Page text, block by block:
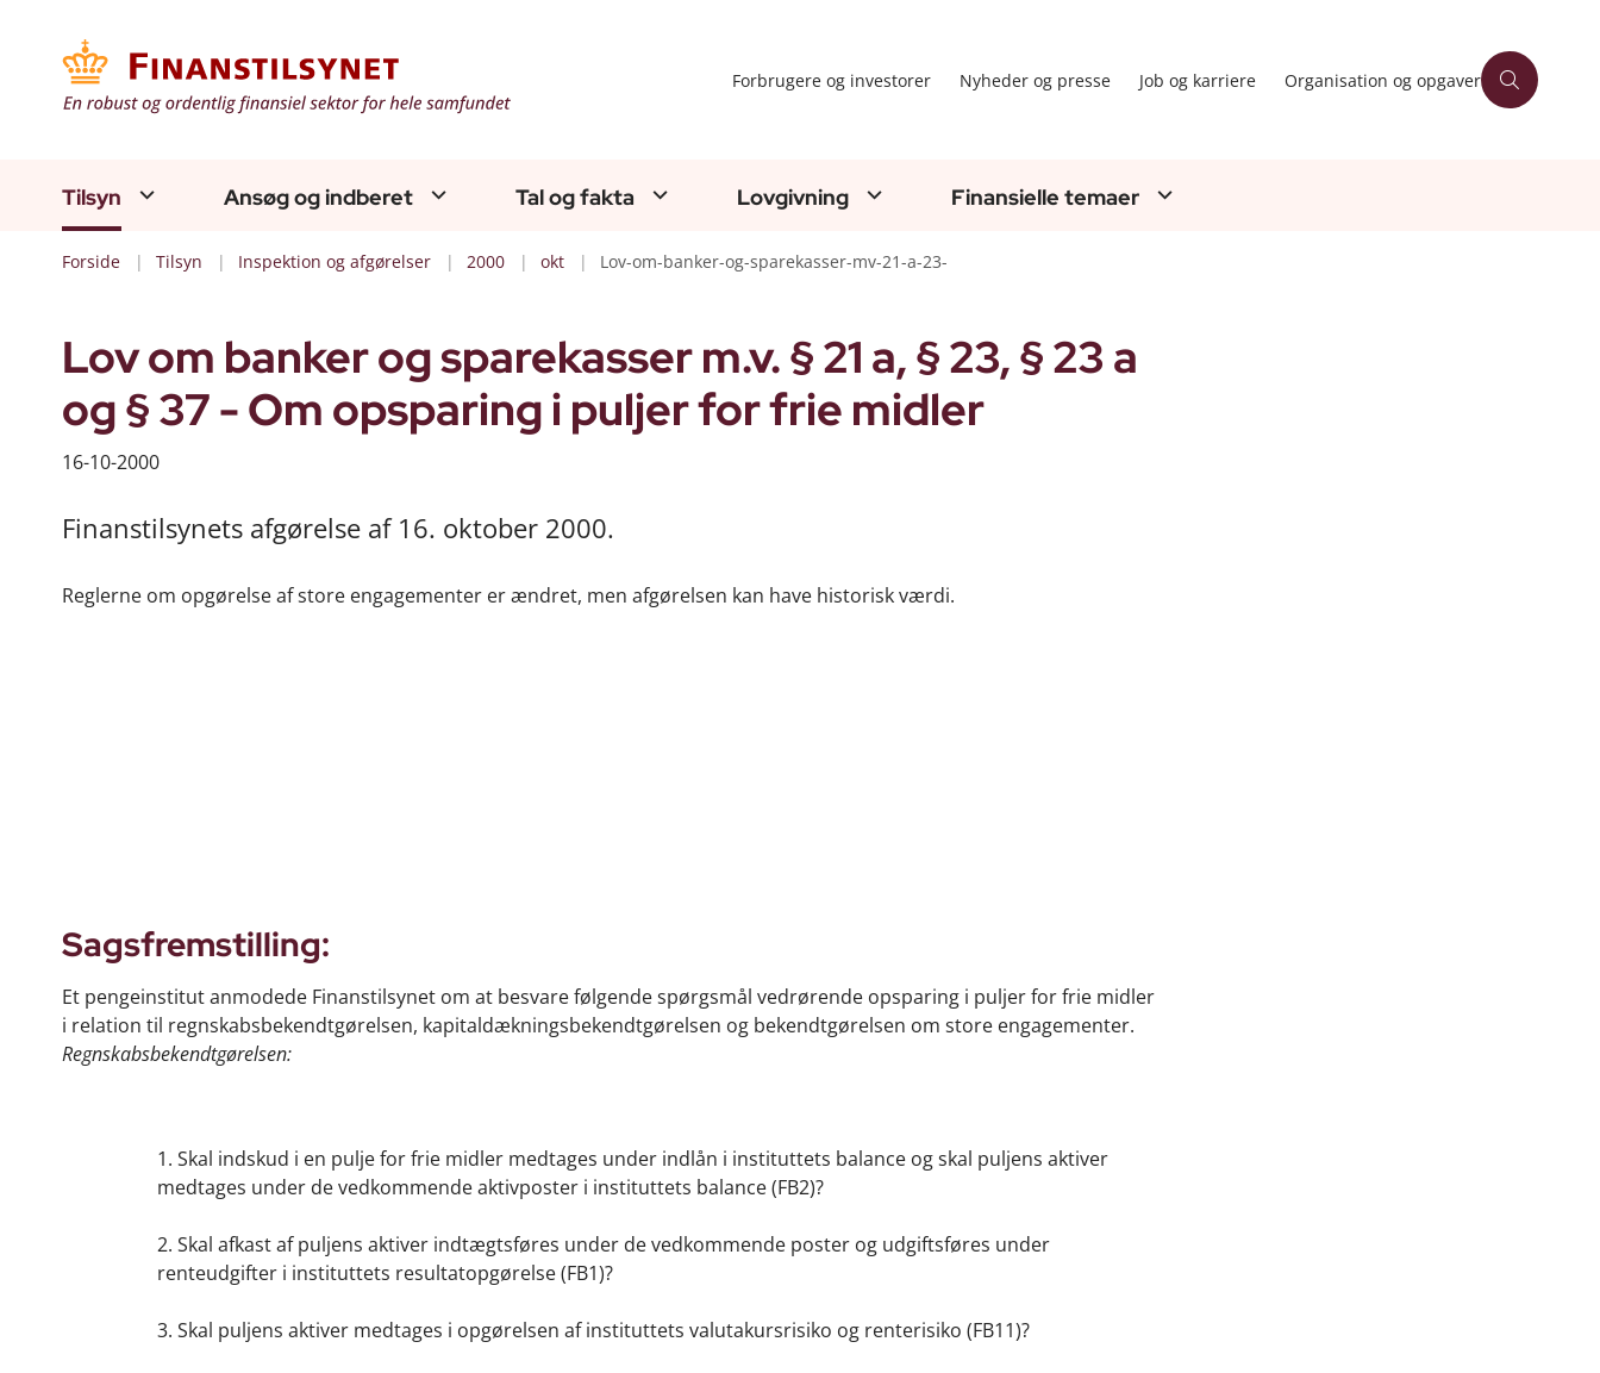
Forbrugere og investorer Nyheder og presse Job og karriere Organisation og opgaver
Tilsyn Ansøg og indberet Tal og fakta Lovgivning Finansielle temaer
Forside Tilsyn Inspektion og afgørelser 2000 okt Lov-om-banker-og-sparekasser-mv-21-a-23-
Lov om banker og sparekasser m.v. § 21 a, § 23, § 23 a
og § 37 - Om opsparing i puljer for frie midler
16-10-2000
Finanstilsynets afgørelse af 16. oktober 2000.
Reglerne om opgørelse af store engagementer er ændret, men afgørelsen kan have historisk værdi.
Sagsfremstilling:
Et pengeinstitut anmodede Finanstilsynet om at besvare følgende spørgsmål vedrørende opsparing i puljer for frie midler
i relation til regnskabsbekendtgørelsen, kapitaldækningsbekendtgørelsen og bekendtgørelsen om store engagementer.
Regnskabsbekendtgørelsen:
1. Skal indskud i en pulje for frie midler medtages under indlån i instituttets balance og skal puljens aktiver
medtages under de vedkommende aktivposter i instituttets balance (FB2)?
2. Skal afkast af puljens aktiver indtægtsføres under de vedkommende poster og udgiftsføres under
renteudgifter i instituttets resultatopgørelse (FB1)?
3. Skal puljens aktiver medtages i opgørelsen af instituttets valutakursrisiko og renterisiko (FB11)?